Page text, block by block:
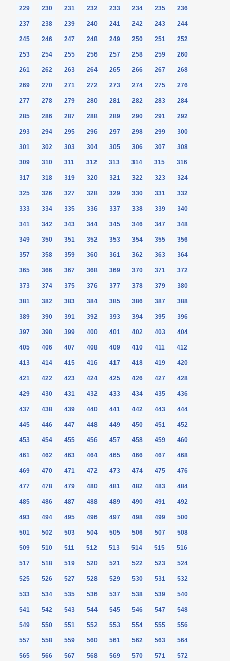
229 230 231 232 233 234 235 236
237 238 239 240 241 242 243 244
245 246 247 248 249 250 251 252
253 254 255 256 257 258 259 260
261 262 263 264 265 266 267 268
269 270 271 272 273 274 275 276
277 278 279 280 281 282 283 284
285 286 287 288 289 290 291 292
293 294 295 296 297 298 299 300
301 302 303 304 305 306 307 308
309 310 311 312 313 314 315 316
317 318 319 320 321 322 323 324
325 326 327 328 329 330 331 332
333 334 335 336 337 338 339 340
341 342 343 344 345 346 347 348
349 350 351 352 353 354 355 356
357 358 359 360 361 362 363 364
365 366 367 368 369 370 371 372
373 374 375 376 377 378 379 380
381 382 383 384 385 386 387 388
389 390 391 392 393 394 395 396
397 398 399 400 401 402 403 404
405 406 407 408 409 410 411 412
413 414 415 416 417 418 419 420
421 422 423 424 425 426 427 428
429 430 431 432 433 434 435 436
437 438 439 440 441 442 443 444
445 446 447 448 449 450 451 452
453 454 455 456 457 458 459 460
461 462 463 464 465 466 467 468
469 470 471 472 473 474 475 476
477 478 479 480 481 482 483 484
485 486 487 488 489 490 491 492
493 494 495 496 497 498 499 500
501 502 503 504 505 506 507 508
509 510 511 512 513 514 515 516
517 518 519 520 521 522 523 524
525 526 527 528 529 530 531 532
533 534 535 536 537 538 539 540
541 542 543 544 545 546 547 548
549 550 551 552 553 554 555 556
557 558 559 560 561 562 563 564
565 566 567 568 569 570 571 572